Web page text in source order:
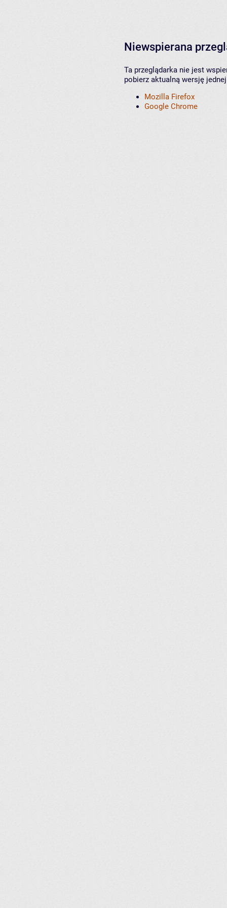
Niewspierana
Ta przeglądarka nie jest
pobierz aktualną wersję
Mozilla Firefox
Google Chrome